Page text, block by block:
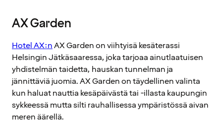
AX Garden
Hotel AX:nAX Garden on viihtyisä kesäterassi
Helsingin Jätkäsaaressa, joka tarjoaa ainutlaatuisen
yhdistelmän taidetta, hauskan tunnelman ja
jännittäviä juomia. AX Garden on täydellinen valinta
kun haluat nauttia kesäpäivästä tai -illasta kaupungin
sykkeessä mutta silti rauhallisessa ympäristössä aivan
meren äärellä.